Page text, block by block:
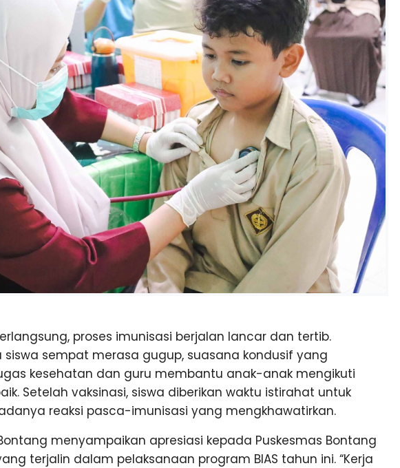
proses imunisasi berjalan lancar dan tertib.
siswa sempat merasa gugup, suasana kondusif yang
kesehatan dan guru membantu anak-anak mengikuti
Setelah vaksinasi, siswa diberikan waktu istirahat untuk
reaksi pasca-imunisasi yang mengkhawatirkan.
Bontang menyampaikan apresiasi kepada Puskesmas Bontang
terjalin dalam pelaksanaan program BIAS tahun ini. “Kerja